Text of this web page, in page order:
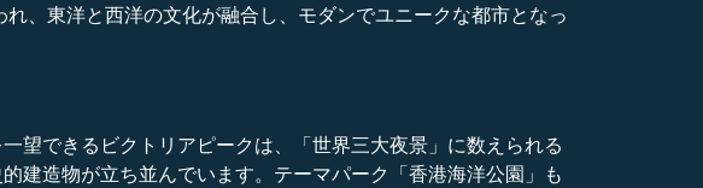
、東洋と西洋の文化が融合し、モダンでユニークな都市となっ
望できるビクトリアピークは、「世界三大夜景」に数えられる
建造物が立ち並んでいます。テーマパーク「香港海洋公園」も